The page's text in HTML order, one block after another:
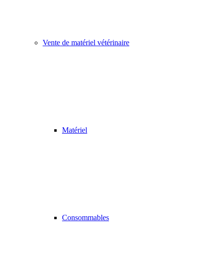
Vente de matériel vétérinaire
Matériel
Consommables